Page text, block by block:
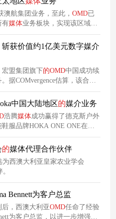
澳航集团业务，至此， OMD已
有媒体业务板块，实现该区域业
的合作迈入全域化、一体化的全
获价值约1亿美元数字媒介
宏盟集团旗下的OMD中国成功续
据COMvergence估算，该合作
续签的合作协议，OMD中国的
中国大陆地区的媒介业务
浩腾媒体成功赢得了德克斯户外
服品牌HOKA ONE ONE在中
的媒体代理合作伙伴
为西澳大利亚皇家农业学会
Bennett为客户总监
，西澳大利亚OMD任命了经验
为客户总监，以进一步增强其